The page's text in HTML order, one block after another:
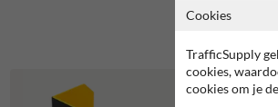
Cookies
TrafficSupply
cookies,
cookies om je